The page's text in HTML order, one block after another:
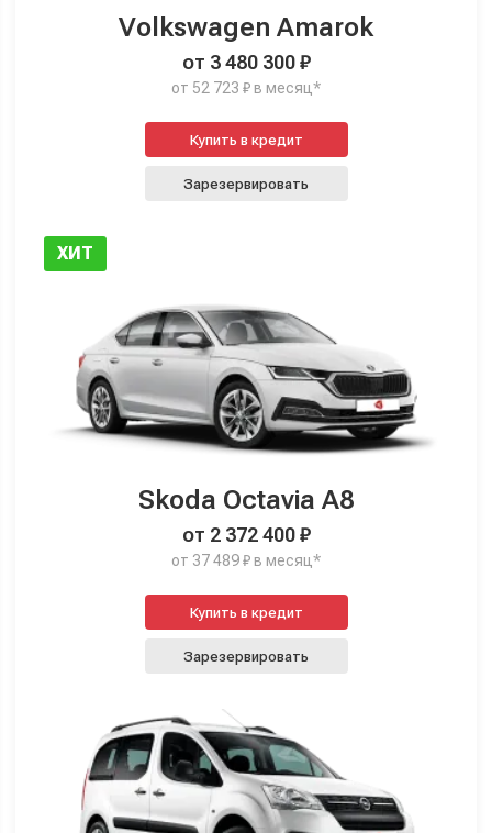
Volkswagen Amarok
от 3 480 300 ₽
от 52 723 ₽ в месяц*
Купить в кредит
Зарезервировать
ХИТ
Skoda Octavia A8
от 2 372 400 ₽
от 37 489 ₽ в месяц*
Купить в кредит
Зарезервировать